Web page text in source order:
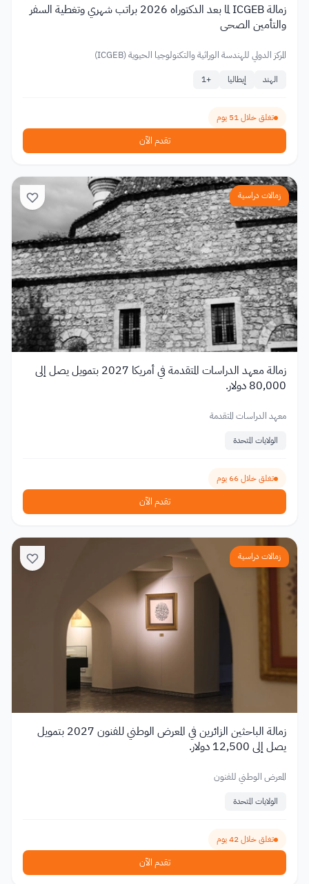
زمالة ICGEB لما بعد الدكتوراه 2026 براتب شهري وتغطية السفر
والتأمين الصحي
المركز الدولي للهندسة الوراثية والتكنولوجيا الحيوية (ICGEB)
الهند إيطاليا +
1
تغلق خلال 51 يوم
تقدم الآن
زمالات دراسية
زمالة معهد الدراسات المتقدمة في أمريكا 2027 بتمويل يصل إلى
80,000 دولار.
معهد الدراسات المتقدمة
الولايات المتحدة
تغلق خلال 66 يوم
تقدم الآن
زمالات دراسية
زمالة الباحثين الزائرين في المعرض الوطني للفنون 2027 بتمويل
يصل إلى 12,500 دولار.
المعرض الوطني للفنون
الولايات المتحدة
تغلق خلال 42 يوم
تقدم الآن